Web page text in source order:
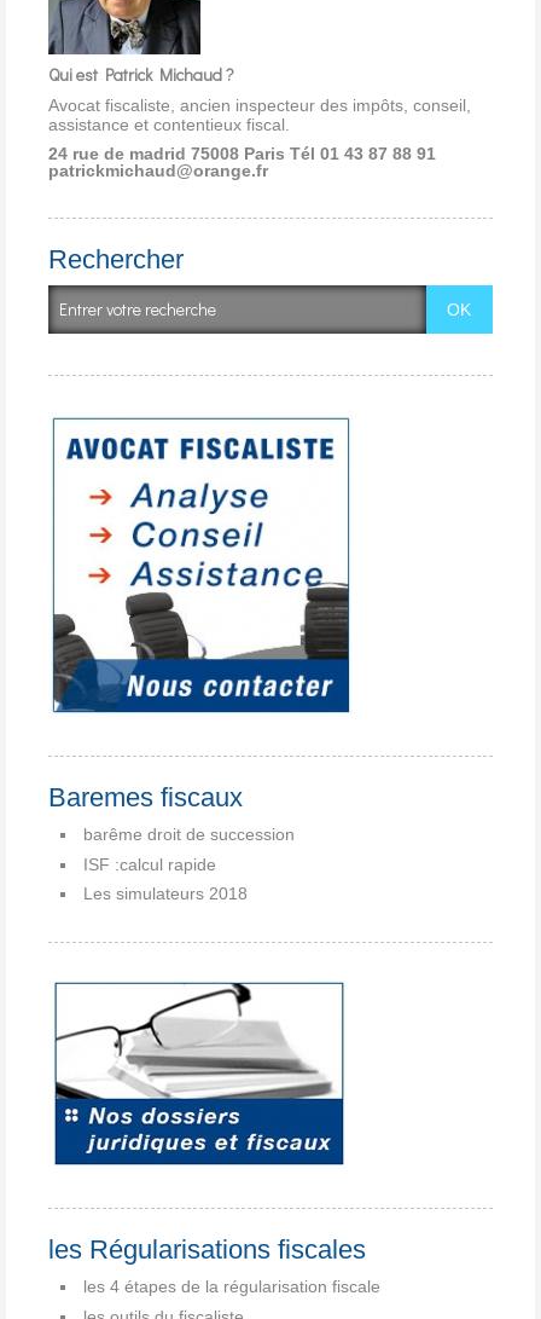
Qui est Patrick Michaud ?
Avocat fiscaliste, ancien inspecteur des impôts, conseil,
assistance et contentieux fiscal.
24 rue de madrid 75008 Paris Tél 01 43 87 88 91
patrickmichaud@orange.fr
Rechercher
Baremes fiscaux
barême droit de succession
ISF :calcul rapide
Les simulateurs 2018
les Régularisations fiscales
les 4 étapes de la régularisation fiscale